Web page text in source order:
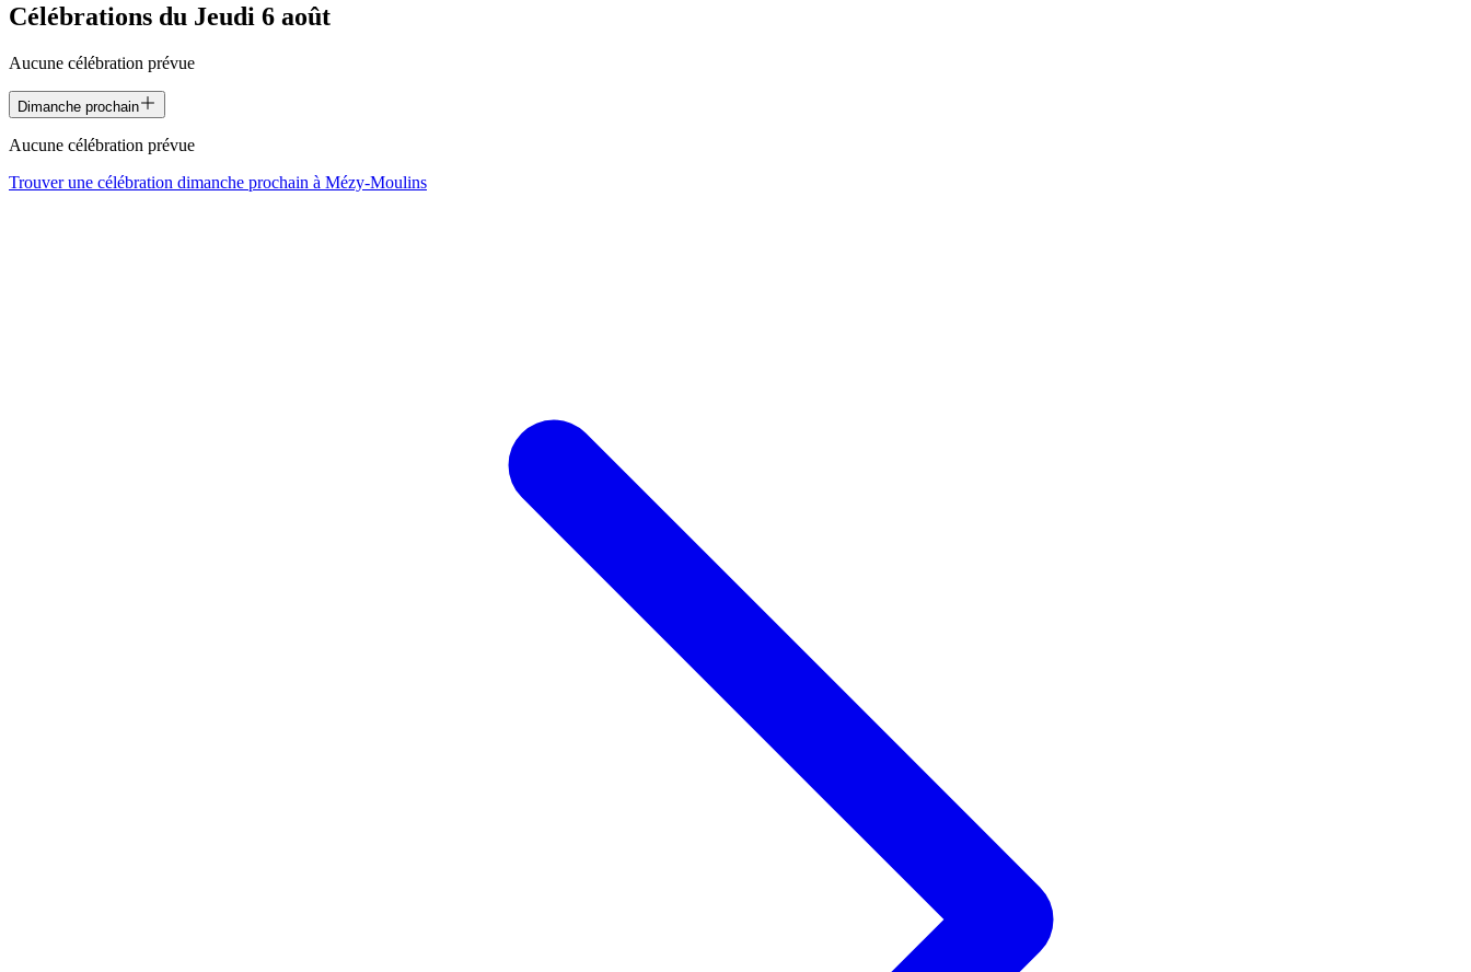
Célébrations du Jeudi 6 août
Aucune célébration prévue
Dimanche prochain
Aucune célébration prévue
Trouver une célébration dimanche prochain à Mézy-Moulins